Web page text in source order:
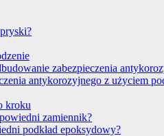
zabezpieczenia
antykorozyjnego z użyciem
kroku
zamiennik?
podkład epoksydowy?